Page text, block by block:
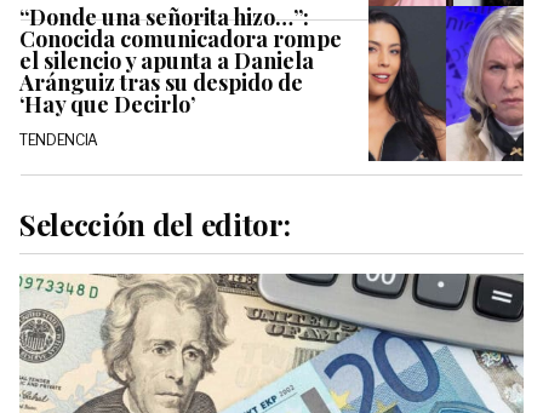
“Donde una señorita hizo…”:
Conocida comunicadora rompe
el silencio y apunta a Daniela
Aránguiz tras su despido de
‘Hay que Decirlo’
TENDENCIA
Selección del editor: